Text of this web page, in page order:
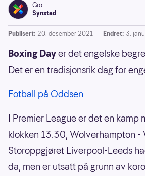
Gro
Synstad
Publisert: 20. desember 2021 Endret: 3.
Boxing Dayer det engelske
Det er en tradisjonsrik dag for
Fotball på Oddsen
I Premier League er det en kamp
klokken 13.30, Wolverhampton -
Storoppgjøret Liverpool-Leeds
da, men er utsatt på grunn av